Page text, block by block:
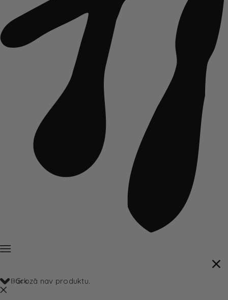
Grozā nav produktu.
Back